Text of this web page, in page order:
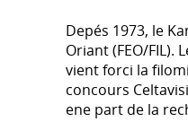
Depés 1973, le
Oriant (FEO/FIL).
vient forci la
concours
ene part de la